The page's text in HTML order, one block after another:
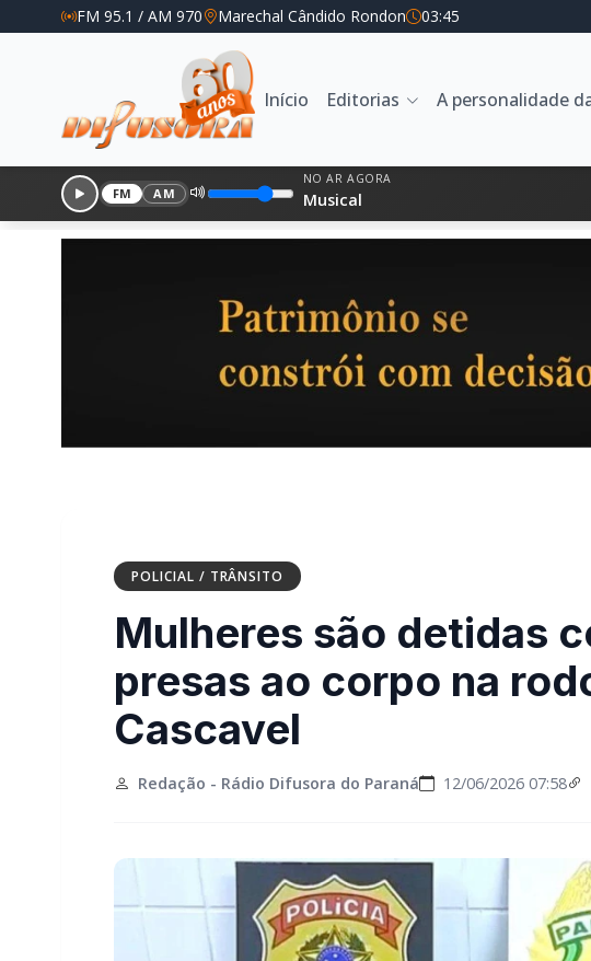
FM 95.1 / AM 970 Marechal Cândido Rondon 03:45
Início Editorias A personalidade
FM AM
NO AR AGORA
Musical
POLICIAL / TRÂNSITO
Mulheres são detidas
presas ao corpo na
Cascavel
Redação - Rádio Difusora do Paraná 12/06/2026 07:58